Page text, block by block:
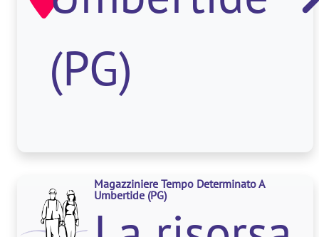
all’interno
del
(PG)
Magazziniere Tempo Determinato A
Umbertide (PG)